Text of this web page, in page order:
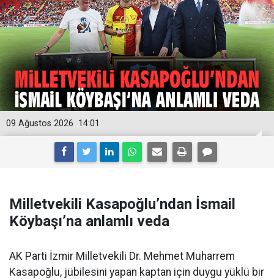
14:01
09 Ağustos 2026
Milletvekili Kasapoğlu’ndan İsmail
Köybaşı’na anlamlı veda
AK Parti İzmir Milletvekili Dr. Mehmet Muharrem
Kasapoğlu, jübilesini yapan kaptan için duygu yüklü bir